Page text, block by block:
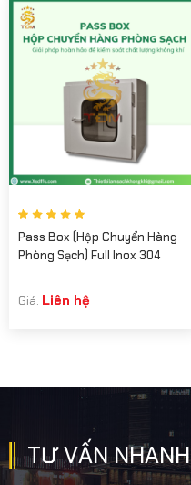
Pass Box (Hộp Chuyển Hàng
Phòng Sạch) Full Inox 304
Giá: Liên hệ
TƯ VẤN NHANH